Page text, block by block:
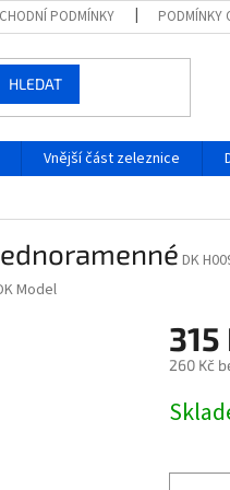
PODMÍNKY PODMÍNKY
HLEDAT
Vnější část zeleznice
DK
Model
315
260 Kč
cena: